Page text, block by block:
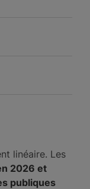
linéaire. Les
2026 et
publiques